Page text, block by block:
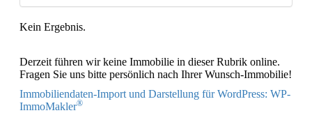
Kein Ergebnis.
Derzeit führen wir keine Immobilie in dieser Rubrik online.
Fragen Sie uns bitte persönlich nach Ihrer Wunsch-Immobilie!
Immobiliendaten-Import und Darstellung für WordPress: WP-
ImmoMakler®